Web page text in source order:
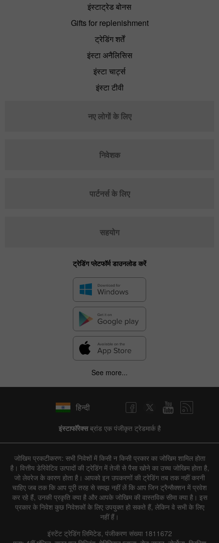
इंस्टाट्रेड बोनस
Gifts for replenishment
ट्रेडिंग शर्तें
इंस्टा अनैलिसिस
इंस्टा चार्ट्स
इंस्टा टीवी
नए लोगों के लिए
निवेशक
पार्टनर्स के लिए
सहयोग
ट्रेडिंग प्लेटफॉर्म डाउनलोड करें
See more...
हिन्दी
इंस्टाफॉरेक्सब्रांड एक पंजीकृत ट्रेडमार्क है
जोखिम प्रकटीकरण: सभी निवेशों में किसी न किसी प्रकार का जोखिम शामिल होता
है। वित्तीय डेरिवेटिव उत्पादों की ट्रेडिंग में तेजी से पैसा खोने का उच्च जोखिम होता है,
जो लेवरेज के कारण होता है। आपको इन उपकरणों की ट्रेडिंग तब तक नहीं करनी
चाहिए जब तक कि आप पूरी तरह से समझ नहीं लें कि आप जिन ट्रैन्सैक्शन में प्रवेश
कर रहे हैं, उनकी प्रकृति क्या है और आपके जोखिम की वास्तविक सीमा क्या है। इस
प्रकार के निवेश कुछ निवेशकों के लिए उपयुक्त हो सकते हैं, लेकिन वे सभी के लिए
नहीं हैं।
इंस्टेंट ट्रेडिंग लिमिटेड, पंजीकरण संख्या 1811672